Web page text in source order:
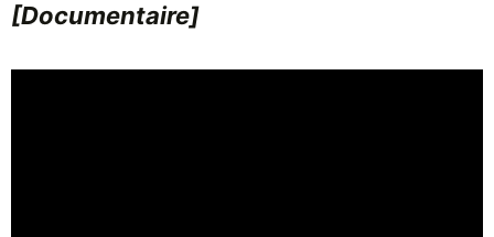
régions frontalières était également connu sous le nom de "thé de
vente frontalière (bian xiao cha)".
Plus tard, ce sont des commerçants turcs qui sont arrivés à la frontière
[Documentaire]